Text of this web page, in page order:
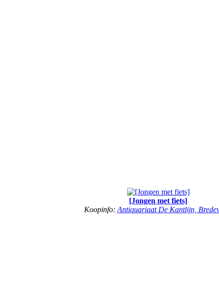
[Jongen met fiets]
Koopinfo: Antiquariaat De Kantlijn,